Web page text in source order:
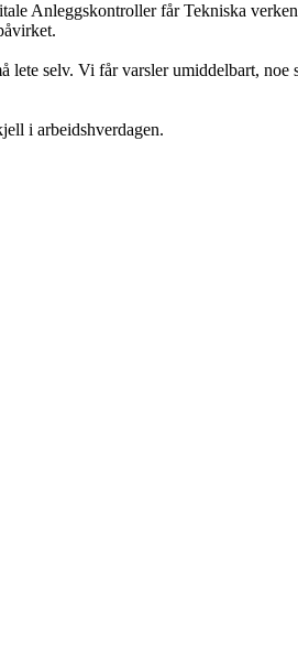
Anleggskontroller får Tekniska
lete selv. Vi får varsler umiddelbart,
i arbeidshverdagen.